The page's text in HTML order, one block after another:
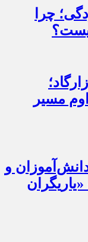
چرا
مسیر
دانش‌آموزان و